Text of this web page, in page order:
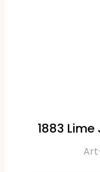
1883